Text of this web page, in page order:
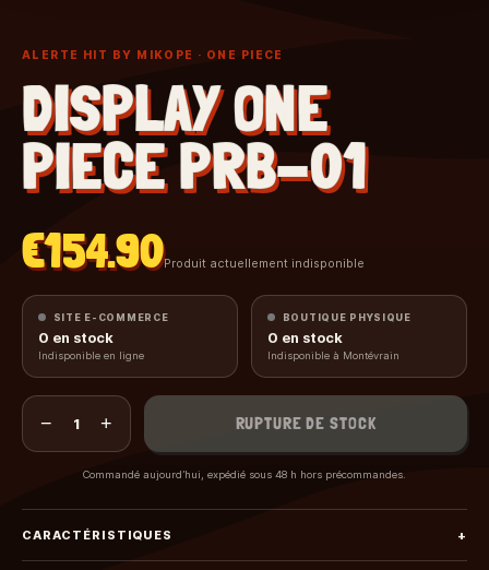
ALERTE HIT BY MIKOPE · ONE PIECE
DISPLAY ONE
PIECE PRB-01
€154.90Produit actuellement indisponible
SITE E-COMMERCE
0 en stock
Indisponible en ligne
BOUTIQUE PHYSIQUE
0 en stock
Indisponible à Montévrain
− 1 + RUPTURE DE STOCK
Commandé aujourd’hui, expédié sous 48 h hors précommandes.
CARACTÉRISTIQUES +